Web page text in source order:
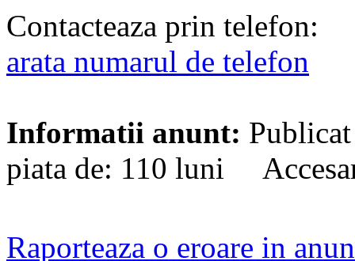
Contacteaza prin telefon:
arata numarul de telefon
Informatii anunt:
piata de: 110 luni
Raporteaza o eroare in